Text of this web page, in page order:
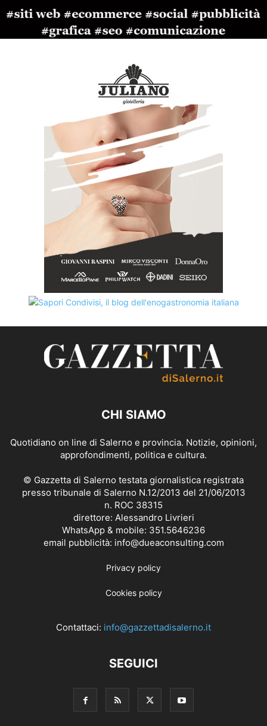
CHI SIAMO
Quotidiano on line di Salerno e provincia. Notizie, opinioni,
approfondimenti, politica e cultura.
© Gazzetta di Salerno testata giornalistica registrata
presso tribunale di Salerno N.12/2013 del 21/06/2013
n. ROC 38315
direttore: Alessandro Livrieri
WhatsApp & mobile: 351.5646236
email pubblicità: info@dueaconsulting.com
Privacy policy
Cookies policy
Contattaci: info@gazzettadisalerno.it
SEGUICI